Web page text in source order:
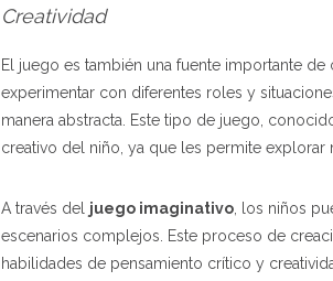
Creatividad
El juego es también una fuente importante
experimentar con diferentes roles y
manera abstracta. Este tipo de juego,
creativo del niño, ya que les permite
A través del juego imaginativo, los niños
escenarios complejos. Este proceso de
habilidades de pensamiento crítico y